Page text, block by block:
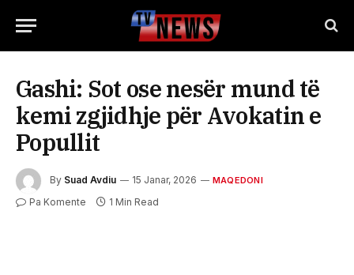
Gashi: Sot ose nesër mund të
kemi zgjidhje për Avokatin e
Popullit
By Suad Avdiu 15 Janar, 2026 MAQEDONI
Pa Komente 1 Min Read